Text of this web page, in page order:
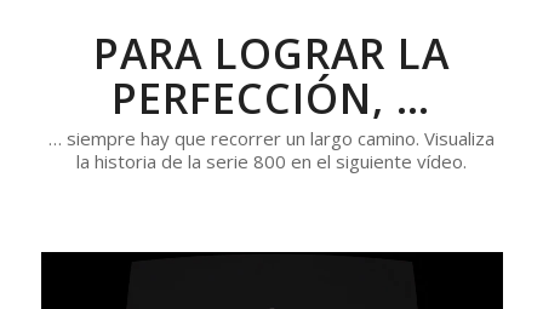
PARA LOGRAR LA
PERFECCIÓN, …
… siempre hay que recorrer un largo camino. Visualiza
la historia de la serie 800 en el siguiente vídeo.